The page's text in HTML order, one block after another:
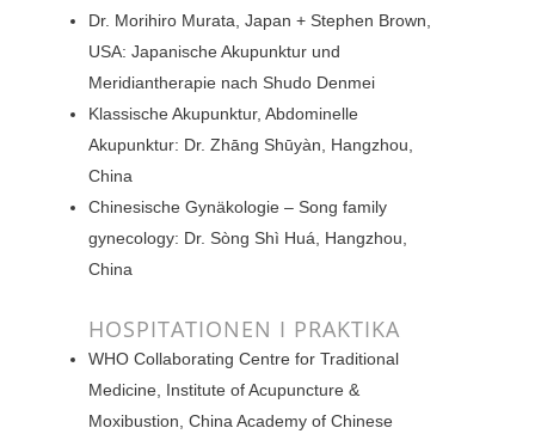
Dr. Morihiro Murata, Japan + Stephen Brown,
USA: Japanische Akupunktur und
Meridiantherapie nach Shudo Denmei
Klassische Akupunktur, Abdominelle
Akupunktur: Dr. Zhāng Shūyàn, Hangzhou,
China
Chinesische Gynäkologie – Song family
gynecology: Dr. Sòng Shì Huá, Hangzhou,
China
HOSPITATIONEN I PRAKTIKA
WHO Collaborating Centre for Traditional
Medicine, Institute of Acupuncture &
Moxibustion, China Academy of Chinese